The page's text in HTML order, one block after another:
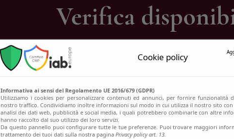
Verifica
Cookie policy
Informativa ai sensi del Regolamento UE 2016/679 (GDPR)
Utilizziamo i cookies per personalizzare contenuti ed annunci, per fornire funzionalità
nostro traffico. Condividiamo inoltre informazioni sul modo in cui utilizza il nostro sito
analisi dei dati web, pubblicità e social media, i quali potrebbero combinarle con altre
hanno raccolto dal suo utilizzo dei loro servizi.
Da questo pannello puoi configurare tutte le tue preferenze. Puoi trovare maggiori
trattamento dei tuoi dati sulla nostra pagina Privacy policy art. 13.